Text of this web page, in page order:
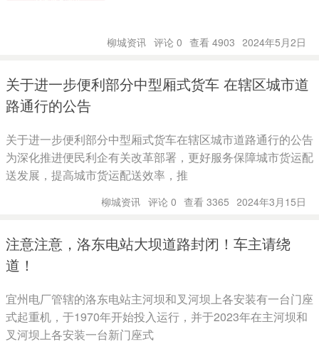
柳城资讯 评论 0 查看 4903 2024年5月2日
关于进一步便利部分中型厢式货车 在辖区城市道
路通行的公告
关于进一步便利部分中型厢式货车在辖区城市道路通行的公告
为深化推进便民利企有关改革部署，更好服务保障城市货运配
送发展，提高城市货运配送效率，推
柳城资讯 评论 0 查看 3365 2024年3月15日
注意注意，洛东电站大坝道路封闭！车主请绕
道！
宜州电厂管辖的洛东电站主河坝和叉河坝上各安装有一台门座
式起重机，于1970年开始投入运行，并于2023年在主河坝和
叉河坝上各安装一台新门座式